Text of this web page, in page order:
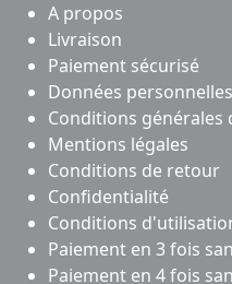
A propos
Livraison
Paiement sécurisé
Données personnelles
Conditions générales
Mentions légales
Conditions de retour
Confidentialité
Conditions
Paiement en 3 fois
Paiement en 4 fois